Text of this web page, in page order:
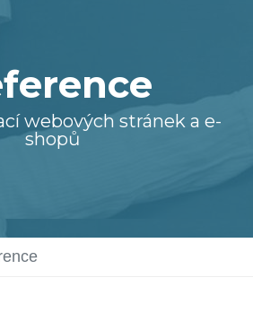
webových stránek a e-
shopů